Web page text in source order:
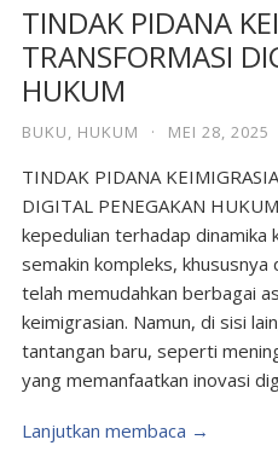
TINDAK PIDANA
TRANSFORMASI
HUKUM
BUKU HUKUM · MEI 28, 2025
TINDAK PIDANA
DIGITAL PENEGAKAN
kepedulian terhadap dinamika
semakin kompleks,
telah memudahkan berbagai
keimigrasian. Namun, di sisi
tantangan baru, seperti
yang memanfaatkan inovasi
Lanjutkan membaca →